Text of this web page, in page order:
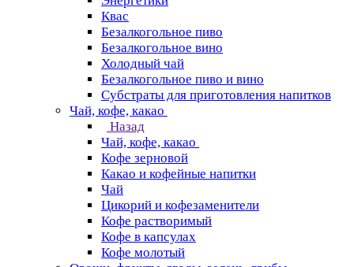
Квас
Безалкогольное пиво
Безалкогольное вино
Холодный чай
Безалкогольное пиво и вино
Субстраты для приготовления напитков
Чай, кофе, какао
Назад
Чай, кофе, какао
Кофе зерновой
Какао и кофейные напитки
Чай
Цикорий и кофезаменители
Кофе растворимый
Кофе в капсулах
Кофе молотый